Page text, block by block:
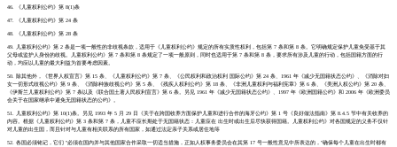
46. 《儿童权利公约》第 8(1)条
47. 《儿童权利公约》第 24 条
48. 《儿童权利公约》第 28 条
49. 儿童权利公约》第 2 条是一项一般性的非歧视条款，适用于《儿童权利公约》规定的所有实质性权利，包括第 7 条和第 8 条。它明确规定保护儿童免受基于其
父母或监护人身份的歧视。儿童权利公约》第 7 条和第 8 条规定了一项一般原则，同时也适用于第 7 条和第 8 条，要求所有涉及儿童的行动，包括国籍方面的行
动，均应以儿童的最大利益为首要考虑因素。
50. 除其他外，《世界人权宣言》第 15 条、《儿童权利公约》第 7 条、《公民权利和政治权利 国际公约》第 24 条、1961 年《减少无国籍状态公约》、《消除对妇
女一切形式歧视公约》第 9 条、《消除种族歧视公约》第 5 条、《残疾人权利公约》第 18 条、《非洲儿童权利与福利宪章》第 6 条、《美洲人权公约》第 20 条、
《伊斯兰儿童权利公约》第 7 条以及《联合国土著人民权利宣言》第 6 条。另见 1961 年《减少无国籍状态公约》、1997 年《欧洲国籍公约》和 2006 年《欧洲委员
会关于在国家继承中避免无国籍状态的公约》。
51. 儿童权利公约》第 10(1)条。另见 1993 年 5 月 29 日《关于在跨国收养方面保护儿童和进行合作的海牙公约》第 1 号《良好做法指南》第 8.4.5 节中有关收养的
内容。根据《儿童权利公约》第 3 条和第 7 条，儿童不应长期处于无国籍状态：儿童应在 出生时或出生后尽快获得国籍。儿童权利公约》对各国规定的义务不仅针
对儿童的出生国，而且针对与儿童有相关联系的所有国家，如通过法定亲子关系或居住地等
52. 各国必须铭记，它们 "必须在国内并与其他国家合作采取一切适当措施，正如人权事务委员会在其第 17 号一般性意见中所表达的，"确保每个儿童在出生时都有